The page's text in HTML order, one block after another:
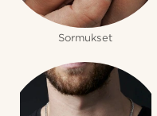
Sormukset